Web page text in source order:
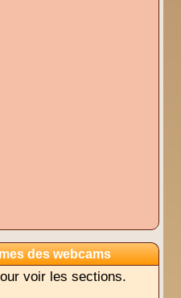
des webcams
voir les sections.